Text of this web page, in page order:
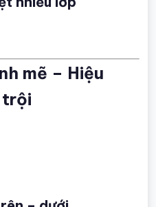
mẽ – Hiệu
trội